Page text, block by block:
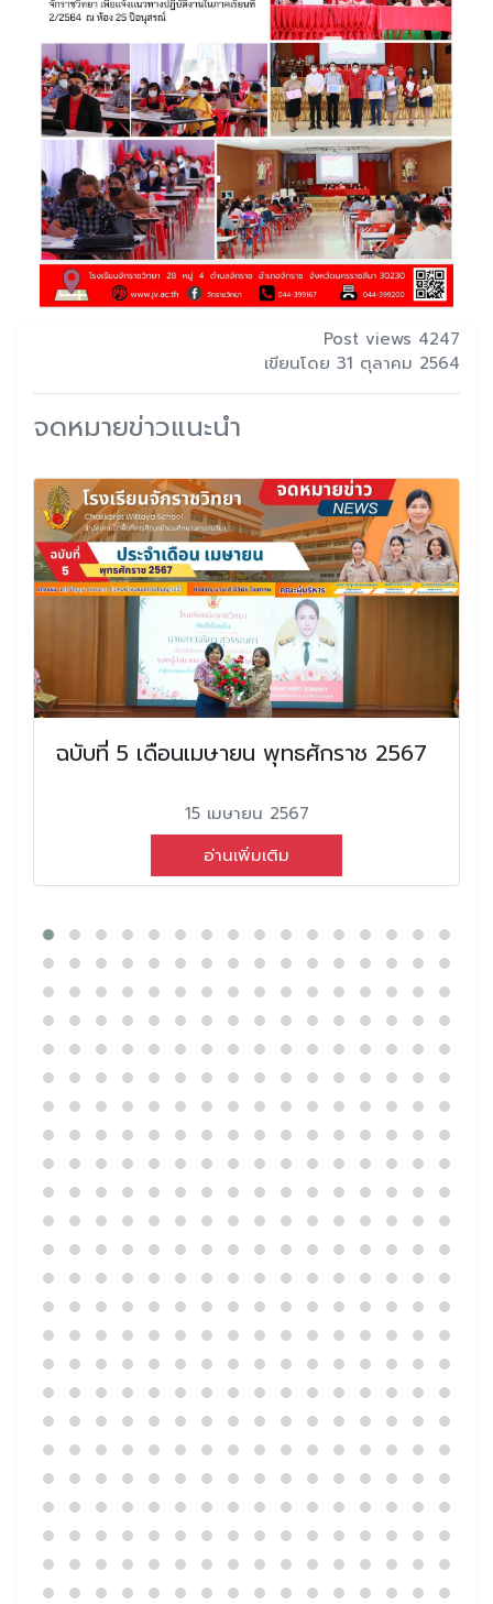
Post views 4247
เขียนโดย 31 ตุลาคม 2564
จดหมายข่าวแนะนำ
ฉบับที่ 5 เดือนเมษายน พุทธศักราช 2567
15 เมษายน 2567
อ่านเพิ่มเติม